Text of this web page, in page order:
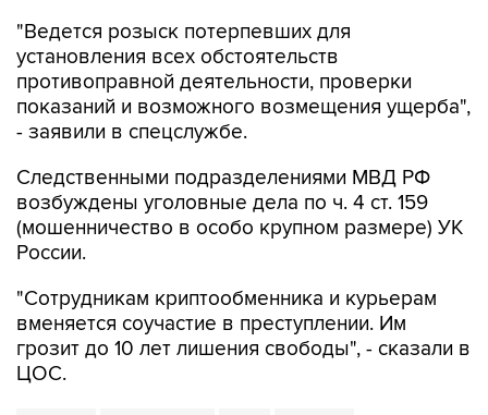
"Ведется розыск потерпевших для
установления всех обстоятельств
противоправной деятельности, проверки
показаний и возможного возмещения ущерба",
- заявили в спецслужбе.
Следственными подразделениями МВД РФ
возбуждены уголовные дела по ч. 4 ст. 159
(мошенничество в особо крупном размере) УК
России.
"Сотрудникам криптообменника и курьерам
вменяется соучастие в преступлении. Им
грозит до 10 лет лишения свободы", - сказали в
ЦОС.